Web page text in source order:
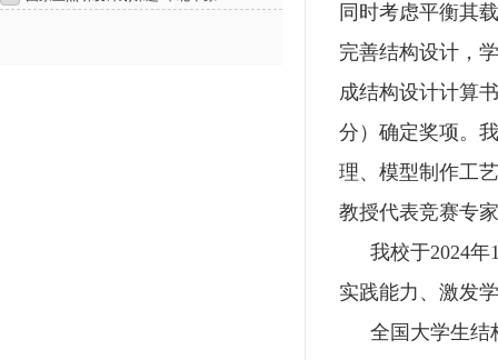
同时考虑平衡其
完善结构设计，
成结构设计计算
分）确定奖项。
理、模型制作工
教授代表竞赛专
我校于2024年
实践能力、激发
全国大学生结